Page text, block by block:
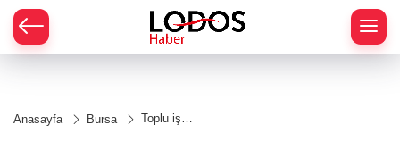
Anasayfa Bursa
Toplu iş